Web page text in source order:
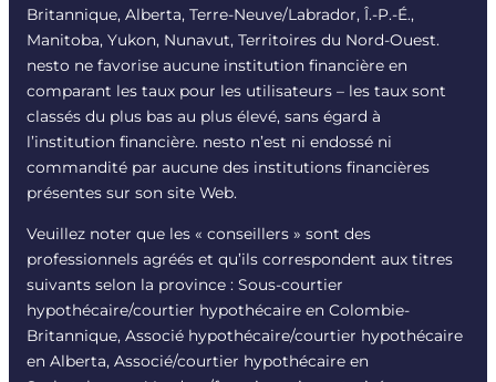
Britannique, Alberta, Terre-Neuve/Labrador, Î.-P.-É.,
Manitoba, Yukon, Nunavut, Territoires du Nord-Ouest.
nesto ne favorise aucune institution financière en
comparant les taux pour les utilisateurs – les taux sont
classés du plus bas au plus élevé, sans égard à
l’institution financière. nesto n’est ni endossé ni
commandité par aucune des institutions financières
présentes sur son site Web.
Veuillez noter que les « conseillers » sont des
professionnels agréés et qu’ils correspondent aux titres
suivants selon la province : Sous-courtier
hypothécaire/courtier hypothécaire en Colombie-
Britannique, Associé hypothécaire/courtier hypothécaire
en Alberta, Associé/courtier hypothécaire en